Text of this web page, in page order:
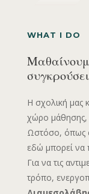
WHAT I DO
Η σχολική μας
χώρο μάθησης,
Ωστόσο, όπως
εδώ μπορεί να
Για να τις
τρόπο,